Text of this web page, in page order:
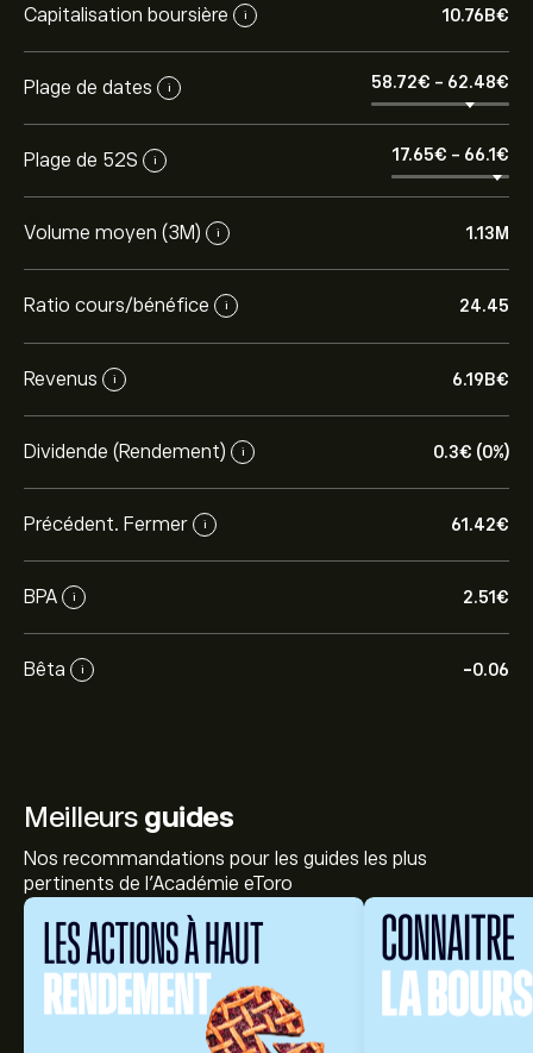
Capitalisation boursière i 10.76B‎€‎
Plage de dates i 58.72‎€‎ - 62.48‎€‎
Plage de 52S i 17.65‎€‎ - 66.1‎€‎
Volume moyen (3M) i 1.13M
Ratio cours/bénéfice i 24.45
Revenus i 6.19B‎€‎
Dividende (Rendement) i 0.3‎€‎ (0%)
Précédent. Fermer i 61.42‎€‎
BPA i 2.51‎€‎
Bêta i -0.06
Meilleurs guides
Nos recommandations pour les guides les plus
pertinents de l'Académie eToro